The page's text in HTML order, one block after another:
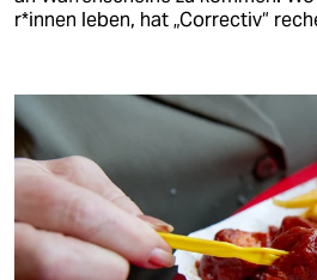
r*in­nen leben, hat „Correctiv“